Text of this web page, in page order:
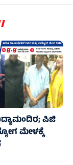
ಪಿಜಿ
ಮೇಳಕ್ಕೆ